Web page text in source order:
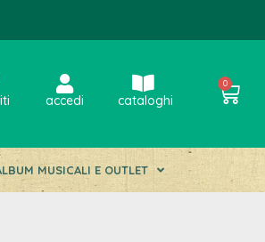
accedi cataloghi
0
MUSICALI E OUTLET